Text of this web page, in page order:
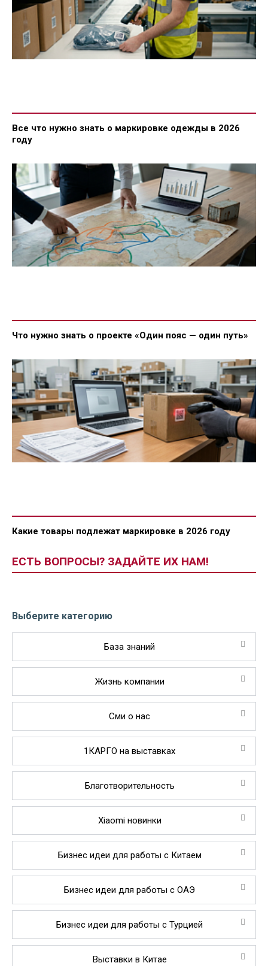
Все что нужно знать о маркировке одежды в 2026
году
Что нужно знать о проекте «Один пояс — один путь»
Какие товары подлежат маркировке в 2026 году
ЕСТЬ ВОПРОСЫ? ЗАДАЙТЕ ИХ НАМ!
Выберите категорию
База знаний
Жизнь компании
Сми о нас
1КАРГО на выставках
Благотворительность
Xiaomi новинки
Бизнес идеи для работы с Китаем
Бизнес идеи для работы с ОАЭ
Бизнес идеи для работы с Турцией
Выставки в Китае